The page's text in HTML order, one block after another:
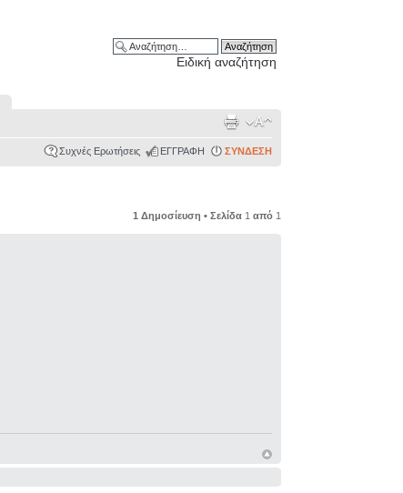
Ειδική αναζήτηση
Συχνές Ερωτήσεις ΕΓΓΡΑΦΗ ΣΥΝΔΕΣΗ
1 Δημοσίευση • Σελίδα 1 από 1